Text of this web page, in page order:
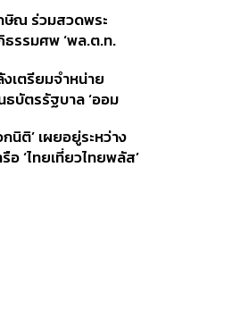
รอ ป.ป.ช. ขีดเส้นแล้ว
จ 31 ส.ค.
ษิณ ร่วมสวดพระ
ธรรมศพ ‘พล.ต.ท.
สิริอายุ 103 ปี แกนนำ
อไทย-บุคคลหลาก
งเตรียมจำหน่าย
บัตรรัฐบาล ‘ออม
.นี้ อาจเพิ่มสัดส่วนการ
ยแบบ Small Lot First
กนิติ’ เผยอยู่ระหว่าง
อ ‘ไทยเที่ยวไทยพลัส’